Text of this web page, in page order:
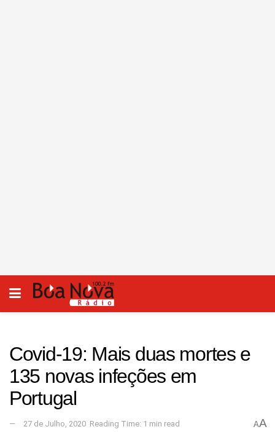
Covid-19: Mais duas mortes e
135 novas infeções em
Portugal
27 de Julho, 2020 Reading Time: 1 min read AA